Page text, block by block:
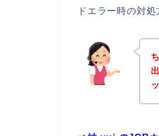
ドエラー時の対